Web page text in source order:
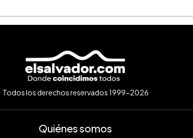
Todos los derechos reservados 1999-2026
Quiénes somos